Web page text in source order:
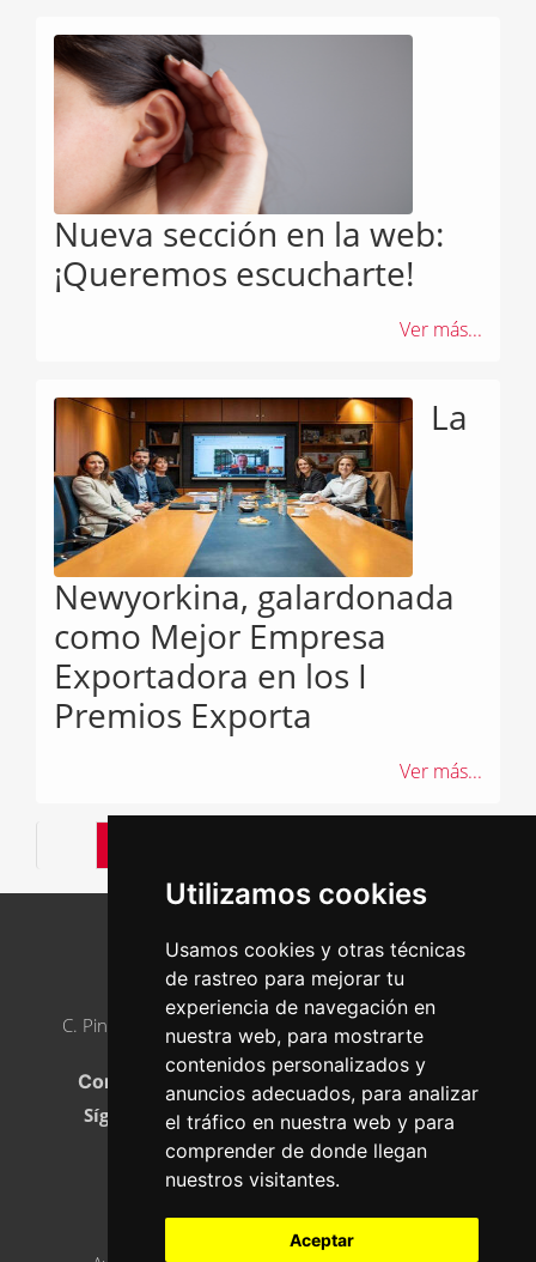
Utilizamos cookies
Usamos cookies y otras técnicas
de rastreo para mejorar tu
experiencia de navegación en
nuestra web, para mostrarte
contenidos personalizados y
anuncios adecuados, para analizar
el tráfico en nuestra web y para
comprender de donde llegan
nuestros visitantes.
Aceptar
Nueva sección en la web:
¡Queremos escucharte!
Ver más...
La
Newyorkina, galardonada
como Mejor Empresa
Exportadora en los I
Premios Exporta
Ver más...
AJE ASTURIAS
C. Pintor Luis Fernández, 2, 33005 Oviedo, Asturias
Teléfono :
985 23 21 05
Correo electrónico:
info@ajeasturias.com
Síguenos en